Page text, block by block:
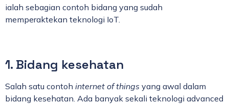
ialah sebagian contoh bidang yang sudah
memperaktekan teknologi IoT.
1. Bidang kesehatan
Salah satu contoh internet of things yang awal dalam
bidang kesehatan. Ada banyak sekali teknologi advanced